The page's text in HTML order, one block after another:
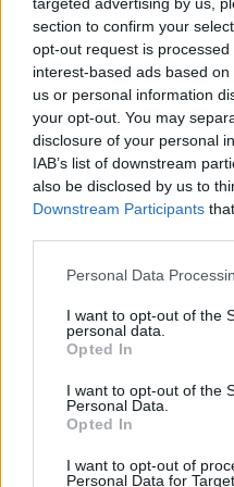
section to confirm your
opt-out request is
interest-based ads based
us or personal information
your opt-out. You may
disclosure of your personal
IAB’s list of downstream
also be disclosed by us to
Downstream Participants
Personal Data
I want to opt-out of the
personal data.
Opted In
I want to opt-out of the
Personal Data.
Opted In
I want to opt-out of
Personal Data for
Na silnici u Trhové
pachové ohradníky proti
25.7.2026 17:10 | TRHOVÁ
vyplývá z tiskové zprávy
Jejich účinnost chce
Ostravská zoo se
Španělsku
25.7.2026 17:00 | OSTRAVA (